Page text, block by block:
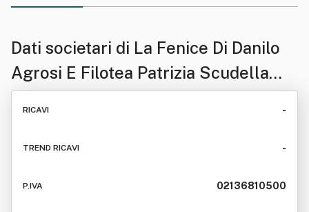
Dati societari di La Fenice Di Danilo
Agrosi E Filotea Patrizia Scudella
Snc
RICAVI -
TREND RICAVI -
P.IVA 02136810500